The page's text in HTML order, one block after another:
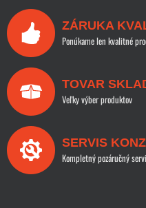
ZÁRUKA
Ponúkame len kvalitné
TOVAR
Veľky výber produktov
SERVIS
Kompletný pozáručný